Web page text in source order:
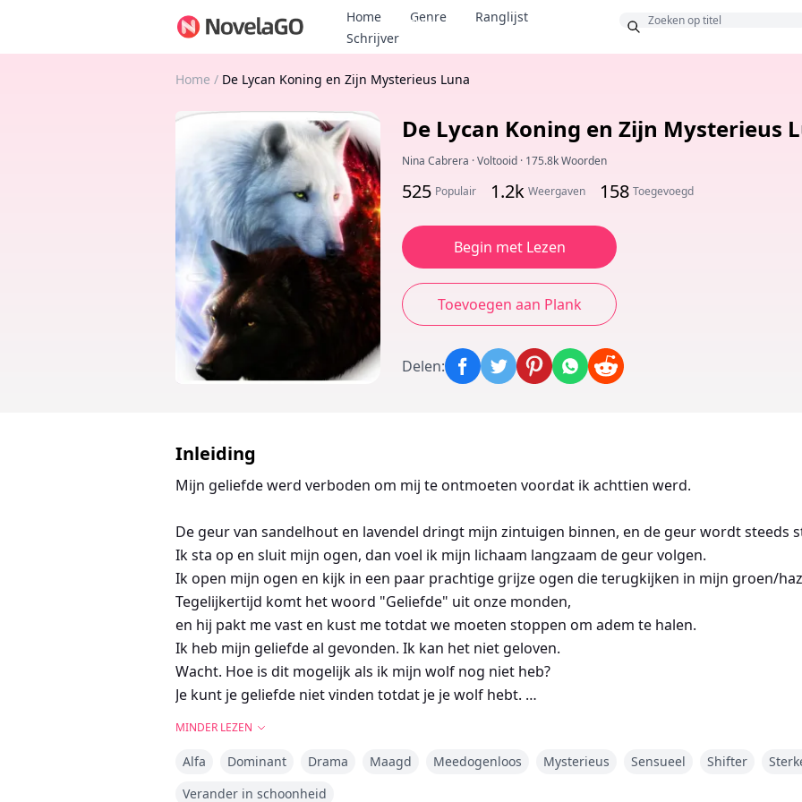
Home Genre
Ranglijst
Schrijver
Bonus
Home / De Lycan Koning en Zijn Mysterieus Luna
De Lycan Koning en Zijn Mysterieus
Nina Cabrera ·Voltooid · 175.8k Woorden
525 Populair 1.2k Weergaven 158 Toegevoegd
Begin met Lezen
Toevoegen aan Plank
Delen:
Inleiding
Mijn geliefde werd verboden om mij te ontmoeten voordat ik achttien werd.
De geur van sandelhout en lavendel dringt mijn zintuigen binnen, en de geur wordt steeds
Ik sta op en sluit mijn ogen, dan voel ik mijn lichaam langzaam de geur volgen.
Ik open mijn ogen en kijk in een paar prachtige grijze ogen die terugkijken in mijn groen/
Tegelijkertijd komt het woord "Geliefde" uit onze monden,
en hij pakt me vast en kust me totdat we moeten stoppen om adem te halen.
Ik heb mijn geliefde al gevonden. Ik kan het niet geloven.
Wacht. Hoe is dit mogelijk als ik mijn wolf nog niet heb?
Je kunt je geliefde niet vinden totdat je je wolf hebt.
Mijn naam is Freya Karlotta Cabrera, dochter van de Alpha van de Dancing Moonlight
worden, mijn wolf te krijgen en mijn geliefde te vinden. Mijn ouders en broer dringen er
MINDER LEZEN
Alfa Dominant Drama Maagd Meedogenloos Mysterieus Sensueel Shifter
Verander in schoonheid